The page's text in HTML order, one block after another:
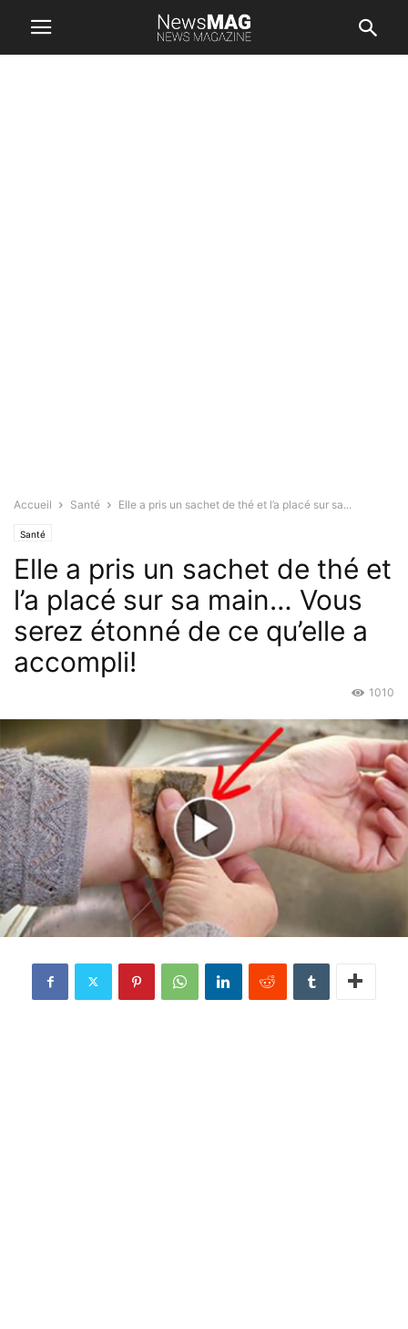
Accueil Santé Elle a pris un sachet de thé et l’a placé sur sa...
Santé
Elle a pris un sachet de thé et
l’a placé sur sa main… Vous
serez étonné de ce qu’elle a
accompli!
1010